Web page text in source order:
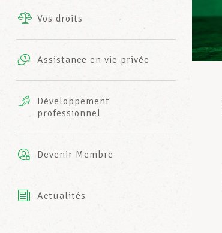
INFO-CENTER
Vos droits
Assistance en vie privée
complémentaires
AXA
Développement
professionnel
Devenir Membre
Actualités